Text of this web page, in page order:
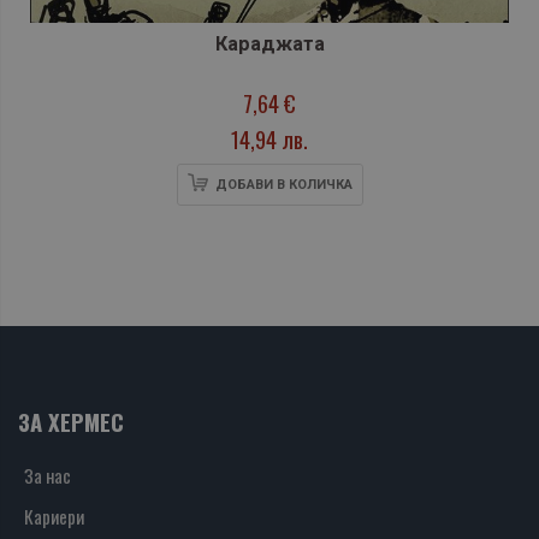
Караджата
7,64 €
14,94 лв.
ДОБАВИ В КОЛИЧКА
ЗА ХЕРМЕС
За нас
Кариери